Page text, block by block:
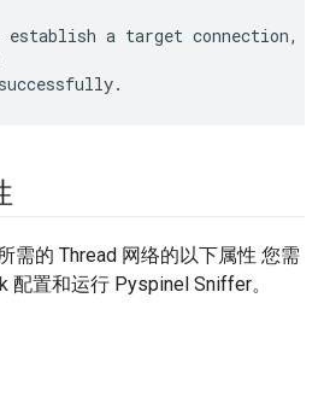
establish a target connection,
需的 Thread 网络的以下属性 您需
配置和运行 Pyspinel Sniffer。